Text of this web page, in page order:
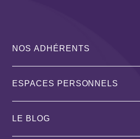
NOS ADHÉRENTS
ESPACES PERSONNELS
LE BLOG